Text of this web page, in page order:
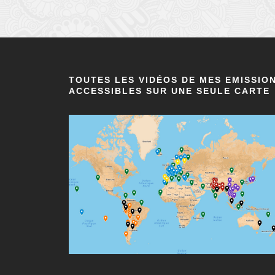
TOUTES LES VIDÉOS DE MES
ACCESSIBLES SUR UNE SEULE CARTE